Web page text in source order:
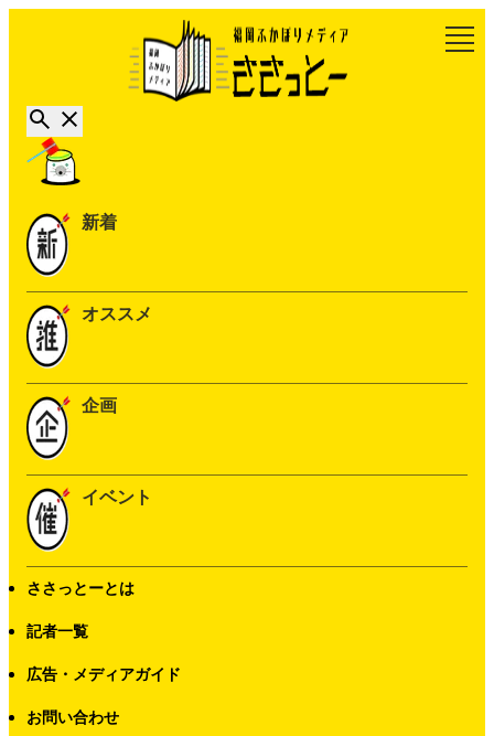
新着
オススメ
企画
イベント
ささっとーとは
記者一覧
広告・メディアガイド
お問い合わせ